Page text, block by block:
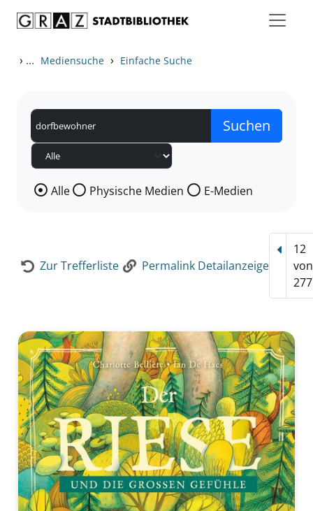
› ... Mediensuche › Einfache Suche
Wählen Sie die Medienart nach der Sie suchen wollen.
Alle Physische Medien E-Medien
Zur Trefferliste Permalink Detailanzeige
12
von
277